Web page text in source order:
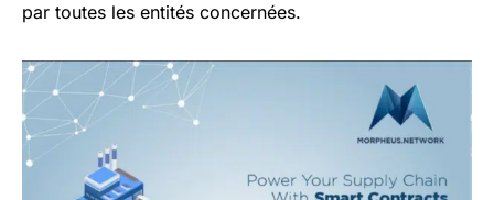
par toutes les entités concernées.